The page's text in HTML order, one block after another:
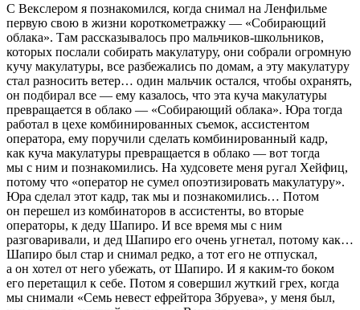
С Векслером я познакомился, когда снимал на Ленфильме
первую свою в жизни короткометражку — «Собирающий
облака». Там рассказывалось про мальчиков-школьников,
которых послали собирать макулатуру, они собрали огромную
кучу макулатуры, все разбежались по домам, а эту макулатуру
стал разносить ветер… один мальчик остался, чтобы охранять,
он подбирал все — ему казалось, что эта куча макулатуры
превращается в облако — «Собирающий облака». Юра тогда
работал в цехе комбинированных съемок, ассистентом
оператора, ему поручили сделать комбинированный кадр,
как куча макулатуры превращается в облако — вот тогда
мы с ним и познакомились. На худсовете меня ругал Хейфиц,
потому что «оператор не сумел опоэтизировать макулатуру».
Юра сделал этот кадр, так мы и познакомились… Потом
он перешел из комбинаторов в ассистенты, во вторые
операторы, к деду Шапиро. И все время мы с ним
разговаривали, и дед Шапиро его очень угнетал, потому как…
Шапиро был стар и снимал редко, а тот его не отпускал,
а он хотел от него убежать, от Шапиро. И я каким-то боком
его перетащил к себе. Потом я совершил жуткий грех, когда
мы снимали «Семь невест ефрейтора Збруева», у меня был,